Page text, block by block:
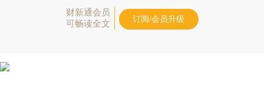
财新通会员
可畅读全文
订阅/会员升级